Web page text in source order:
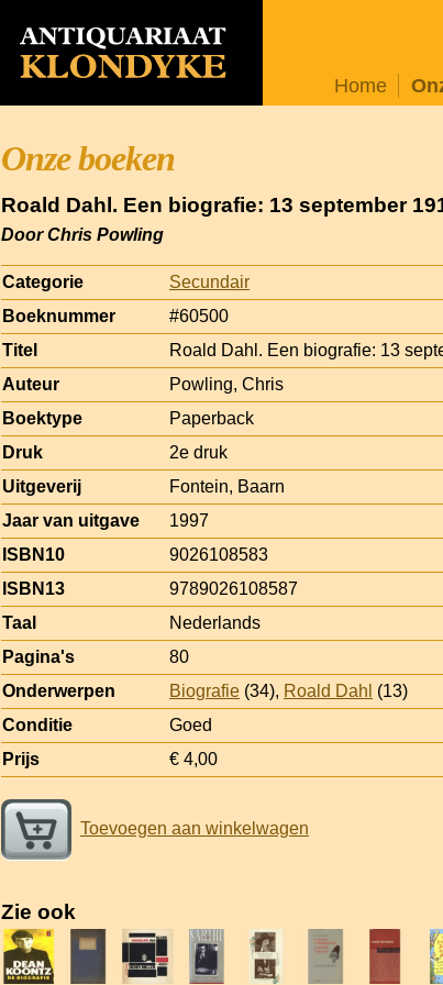
Home
Onze boeken
Roald Dahl. Een biografie: 13 september
Door Chris Powling
Categorie
Secundair
Boeknummer
#60500
Titel
Roald Dahl. Een biografie: 13
Auteur
Powling, Chris
Boektype
Paperback
Druk
2e druk
Uitgeverij
Fontein, Baarn
Jaar van uitgave
1997
ISBN10
9026108583
ISBN13
9789026108587
Taal
Nederlands
Pagina's
80
Onderwerpen
Biografie (34), Roald Dahl (13)
Conditie
Goed
Prijs
€ 4,00
Toevoegen aan winkelwagen
Zie ook